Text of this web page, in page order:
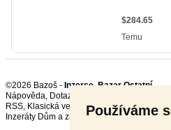
Používáme
©2026 Bazoš - Inzerce, Bazar Ostatní
Nápověda, Dotazy
RSS,
Inzeráty Dům a zahrada celkem: 122917 ,